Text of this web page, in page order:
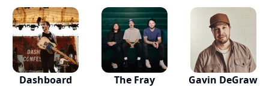
Dashboard
The Fray Gavin DeGraw